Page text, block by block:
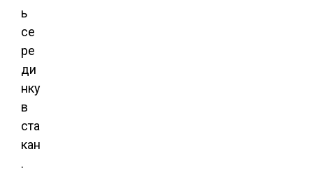
ь
се
ре
ди
нку
в
ста
кан
.